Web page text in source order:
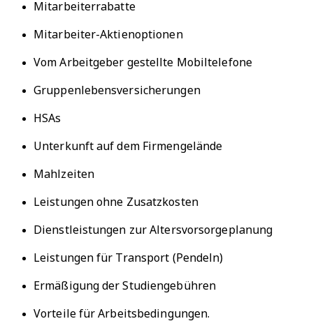
Mitarbeiterrabatte
Mitarbeiter-Aktienoptionen
Vom Arbeitgeber gestellte Mobiltelefone
Gruppenlebensversicherungen
HSAs
Unterkunft auf dem Firmengelände
Mahlzeiten
Leistungen ohne Zusatzkosten
Dienstleistungen zur Altersvorsorgeplanung
Leistungen für Transport (Pendeln)
Ermäßigung der Studiengebühren
Vorteile für Arbeitsbedingungen.